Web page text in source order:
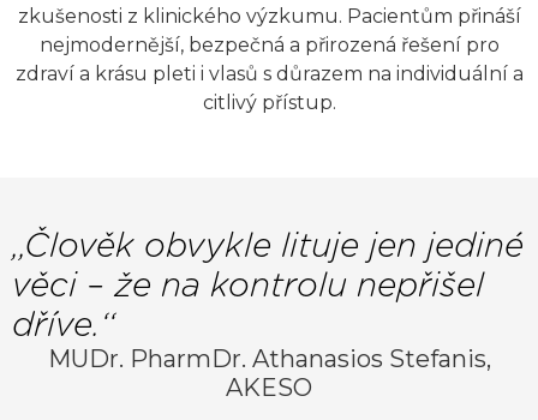
zkušenosti z klinického výzkumu. Pacientům přináší
nejmodernější, bezpečná a přirozená řešení pro
zdraví a krásu pleti i vlasů s důrazem na individuální a
citlivý přístup.
‚‚Člověk obvykle lituje jen jediné
věci – že na kontrolu nepřišel
dříve.‘‘
MUDr. PharmDr. Athanasios Stefanis,
AKESO